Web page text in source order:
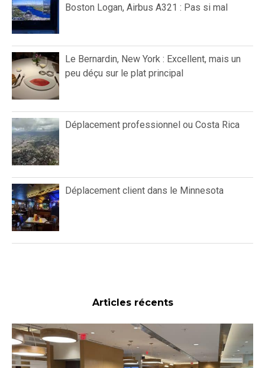
Boston Logan, Airbus A321 : Pas si mal
Le Bernardin, New York : Excellent, mais un
peu déçu sur le plat principal
Déplacement professionnel ou Costa Rica
Déplacement client dans le Minnesota
Articles récents